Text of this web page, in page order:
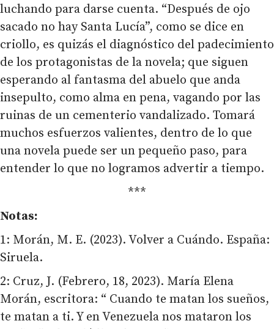
luchando para darse cuenta. “Después de ojo
sacado no hay Santa Lucía”, como se dice en
criollo, es quizás el diagnóstico del padecimiento
de los protagonistas de la novela; que siguen
esperando al fantasma del abuelo que anda
insepulto, como alma en pena, vagando por las
ruinas de un cementerio vandalizado. Tomará
muchos esfuerzos valientes, dentro de lo que
una novela puede ser un pequeño paso, para
entender lo que no logramos advertir a tiempo.
***
Notas:
1: Morán, M. E. (2023). Volver a Cuándo. España:
Siruela.
2: Cruz, J. (Febrero, 18, 2023). María Elena
Morán, escritora: “ Cuando te matan los sueños,
te matan a ti. Y en Venezuela nos mataron los